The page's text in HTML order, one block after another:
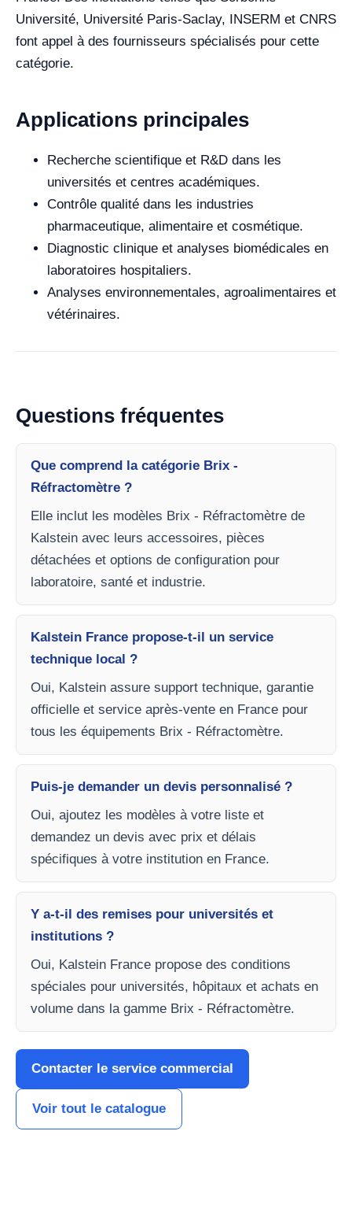
Université, Université Paris-Saclay, INSERM et CNRS
font appel à des fournisseurs spécialisés pour cette
catégorie.
Applications principales
Recherche scientifique et R&D dans les
universités et centres académiques.
Contrôle qualité dans les industries
pharmaceutique, alimentaire et cosmétique.
Diagnostic clinique et analyses biomédicales en
laboratoires hospitaliers.
Analyses environnementales, agroalimentaires et
vétérinaires.
Questions fréquentes
Que comprend la catégorie Brix -
Réfractomètre ?
Elle inclut les modèles Brix - Réfractomètre de
Kalstein avec leurs accessoires, pièces
détachées et options de configuration pour
laboratoire, santé et industrie.
Kalstein France propose-t-il un service
technique local ?
Oui, Kalstein assure support technique, garantie
officielle et service après-vente en France pour
tous les équipements Brix - Réfractomètre.
Puis-je demander un devis personnalisé ?
Oui, ajoutez les modèles à votre liste et
demandez un devis avec prix et délais
spécifiques à votre institution en France.
Y a-t-il des remises pour universités et
institutions ?
Oui, Kalstein France propose des conditions
spéciales pour universités, hôpitaux et achats en
volume dans la gamme Brix - Réfractomètre.
Contacter le service commercial
Voir tout le catalogue